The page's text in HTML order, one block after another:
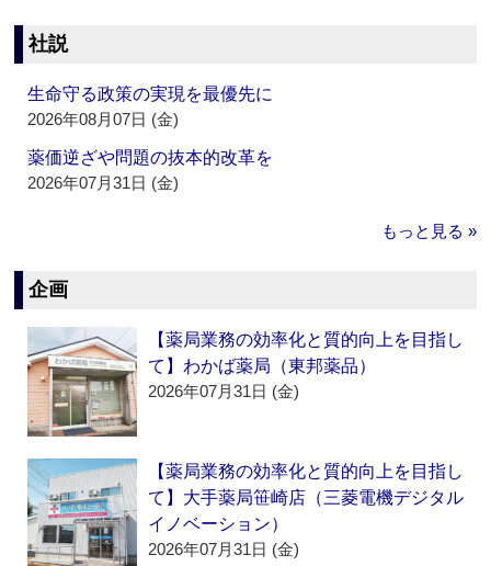
社説
生命守る政策の実現を最優先に
2026年08月07日 (金)
薬価逆ざや問題の抜本的改革を
2026年07月31日 (金)
もっと見る »
企画
【薬局業務の効率化と質的向上を目指し
て】わかば薬局（東邦薬品）
2026年07月31日 (金)
【薬局業務の効率化と質的向上を目指し
て】大手薬局笹崎店（三菱電機デジタル
イノベーション）
2026年07月31日 (金)